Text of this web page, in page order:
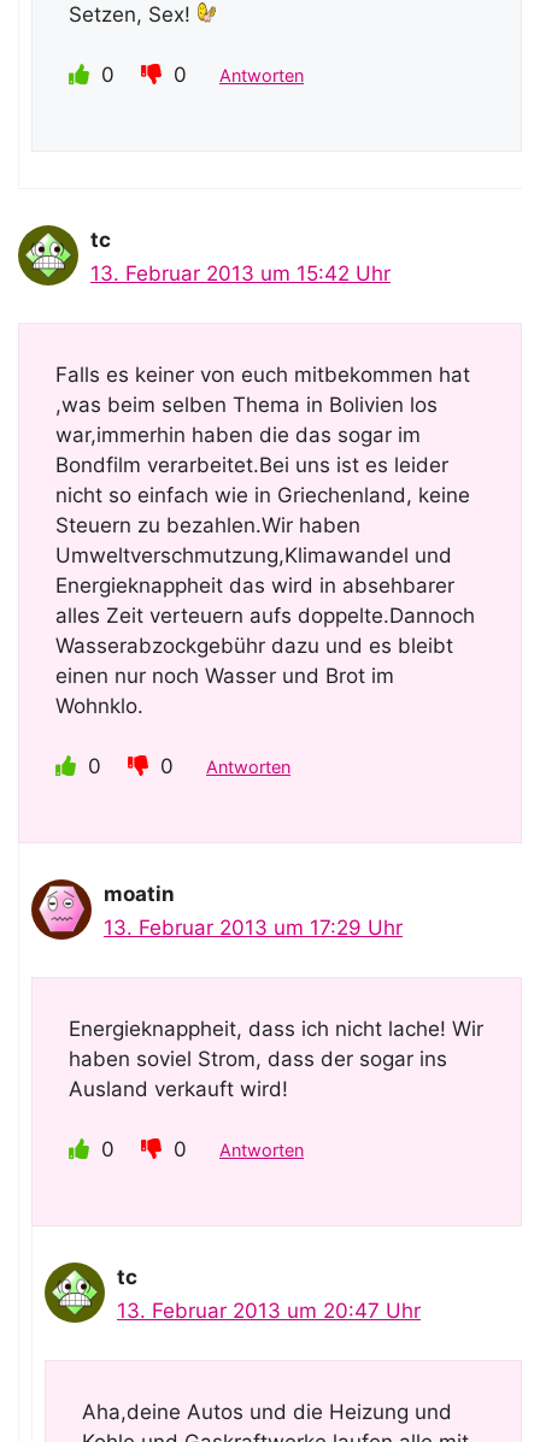
Setzen, Sex!
0 0 Antworten
tc
13. Februar 2013 um 15:42 Uhr
Falls es keiner von euch mitbekommen hat
,was beim selben Thema in Bolivien los
war,immerhin haben die das sogar im
Bondfilm verarbeitet.Bei uns ist es leider
nicht so einfach wie in Griechenland, keine
Steuern zu bezahlen.Wir haben
Umweltverschmutzung,Klimawandel und
Energieknappheit das wird in absehbarer
alles Zeit verteuern aufs doppelte.Dannoch
Wasserabzockgebühr dazu und es bleibt
einen nur noch Wasser und Brot im
Wohnklo.
0 0 Antworten
moatin
13. Februar 2013 um 17:29 Uhr
Energieknappheit, dass ich nicht lache! Wir
haben soviel Strom, dass der sogar ins
Ausland verkauft wird!
0 0 Antworten
tc
13. Februar 2013 um 20:47 Uhr
Aha,deine Autos und die Heizung und